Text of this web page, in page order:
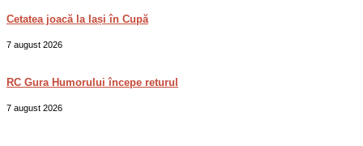
Cetatea joacă la Iași în Cupă
7 august 2026
RC Gura Humorului începe returul
7 august 2026